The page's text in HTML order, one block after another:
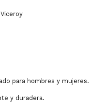
para hombres y mujeres.
y duradera.